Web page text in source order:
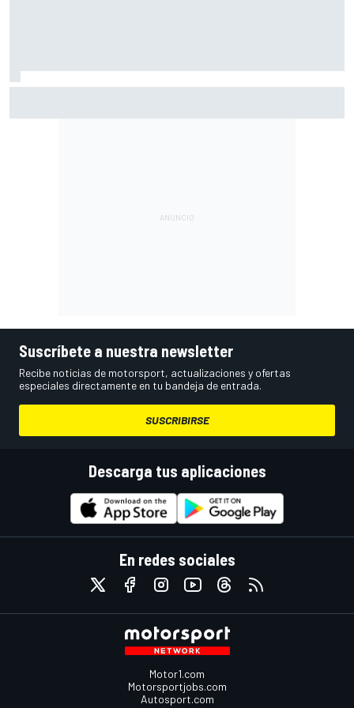
Suscríbete a nuestra newsletter
Recibe noticias de motorsport, actualizaciones y ofertas
especiales directamente en tu bandeja de entrada.
SUSCRIBIRSE
Descarga tus aplicaciones
En redes sociales
Motor1.com
Motorsportjobs.com
Autosport.com